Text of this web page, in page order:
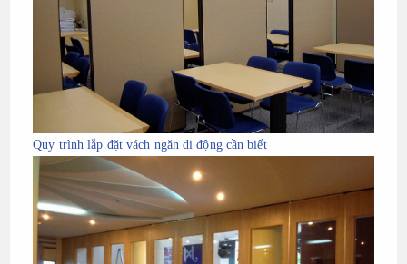
Quy trình lắp đặt vách ngăn di động cần biết